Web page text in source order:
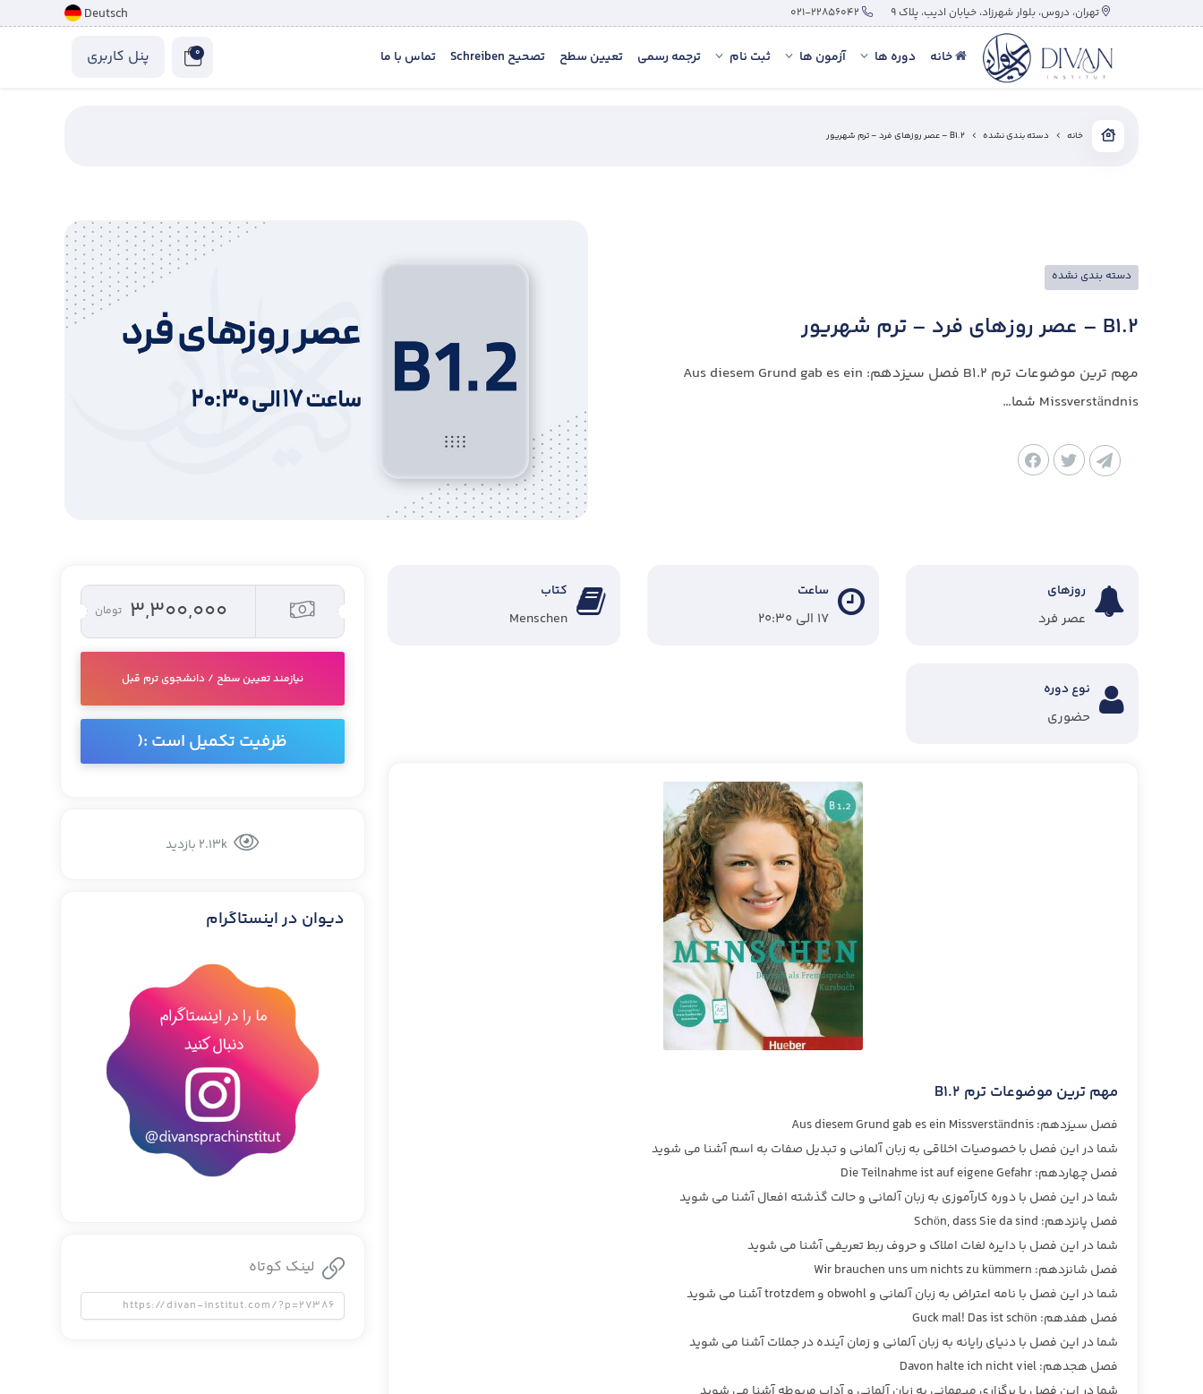
تهران، دروس، بلوار شهرزاد، خیابان ادیب، پلاک ۹ Deutsch
خانه دوره ها آزمون ها ثبت نام ترجمه رسمی تعیین سطح تصحیح Schreiben تماس با ما 0 پنل کاربری
خانه دسته بندی نشده B1.2 – عصر روزهای فرد – ترم شهریور
دسته بندی نشده
B1.2 – عصر روزهای فرد – ترم شهریور
مهم ترین موضوعات ترم B1.2 فصل سیزدهم: Aus diesem Grund gab es ein
Missverständnis شما…
روزهای
عصر فرد
ساعت
۱۷ الی ۲۰:۳۰
کتاب
Menschen
نوع دوره
حضوری
مهم ترین موضوعات ترم B1.2
فصل سیزدهم: Aus diesem Grund gab es ein Missverständnis
شما در این فصل با خصوصیات اخلاقی به زبان آلمانی و تبدیل صفات به اسم آشنا می شوید
فصل چهاردهم: Die Teilnahme ist auf eigene Gefahr
شما در این فصل با دوره کارآموزی به زبان آلمانی و حالت گذشته افعال آشنا می شوید
فصل پانزدهم: Schön, dass Sie da sind
شما در این فصل با دایره لغات املاک و حروف ربط تعریفی آشنا می شوید
فصل شانزدهم: Wir brauchen uns um nichts zu kümmern
شما در این فصل با نامه اعتراض به زبان آلمانی و obwohl و trotzdem آشنا می شوید
فصل هفدهم: Guck mal! Das ist schön
شما در این فصل با دنیای رایانه به زبان آلمانی و زمان آینده در جملات آشنا می شوید
فصل هجدهم: Davon halte ich nicht viel
۳,۳۰۰,۰۰۰ تومان
نیازمند تعیین سطح / دانشجوی ترم قبل
ظرفیت تکمیل است :(
دیوان در اینستاگرام
لینک کوتاه